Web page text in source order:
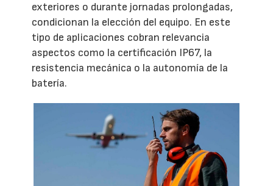
exteriores o durante jornadas prolongadas,
condicionan la elección del equipo. En este
tipo de aplicaciones cobran relevancia
aspectos como la certificación IP67, la
resistencia mecánica o la autonomía de la
batería.